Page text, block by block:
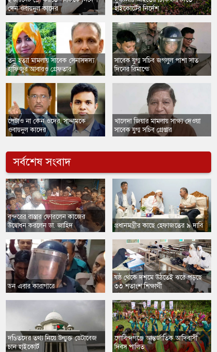
দেন ওবায়দুল কাদের
তনু হত্যা মামলায় সাবেক সেনাসদস্য
হাফিজুর আবারও গ্রেফতার
​পেটাও না কেন ওদের, সাদ্দামকে
ওবায়দুল কাদের
হাইকোর্টের নির্দেশ
​সাবেক যুগ্ম সচিব জগলুল পাশা সাত
দিনের রিমান্ডে
​খালেদা জিয়ার মামলায় সাক্ষ্য দেওয়া
সাবেক যুগ্ম সচিব গ্রেপ্তার
সর্বশেষ সংবাদ
​বন্দরের রাস্তার ফোরলেন কাজের
উদ্বোধন করলেন ডা. জাহিদ
ডন এবার কারাগারে
​দণ্ডিতদের তথ্য নিয়ে উন্মুক্ত ডেটাবেজ
চান হাইকোর্ট
প্রধানমন্ত্রীর কাছে হেফাজতের ৯ দাবি
ষষ্ঠ থেকে দশমে উঠতেই ঝরে পড়ছে
৩৩ শতাংশ শিক্ষার্থী
​গোবিন্দগঞ্জে আন্তর্জাতিক আদিবাসী
দিবস পালিত